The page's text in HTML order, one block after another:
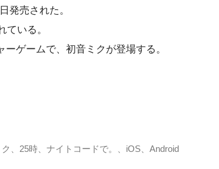
発売された。
いる。
ゲームで、初音ミクが登場する。
、25時、ナイトコードで。、iOS、Android